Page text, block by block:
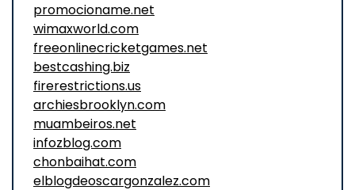
promocioname.net
wimaxworld.com
freeonlinecricketgames.net
bestcashing.biz
firerestrictions.us
archiesbrooklyn.com
muambeiros.net
infozblog.com
chonbaihat.com
elblogdeoscargonzalez.com